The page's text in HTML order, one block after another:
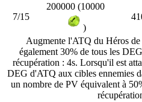
7/15
200000 (10000
)
Augmente l'ATQ du Héros
également 30% de tous les
récupération : 4s. Lorsqu'il est
DEG d'ATQ aux cibles ennemies
un nombre de PV équivalent à